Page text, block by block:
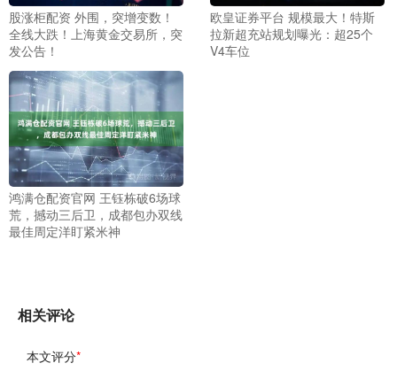
股涨柜配资 外围，突增变数！
全线大跌！上海黄金交易所，突
发公告！
欧皇证券平台 规模最大！特斯
拉新超充站规划曝光：超25个
V4车位
鸿满仓配资官网 王钰栋破6场球
荒，撼动三后卫，成都包办双线
最佳周定洋盯紧米神
相关评论
本文评分*